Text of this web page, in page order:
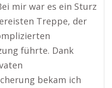
mir war es ein Sturz
Treppe, der
führte. Dank
bekam ich